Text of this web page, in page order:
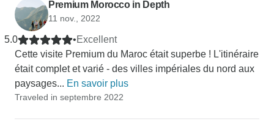
Premium Morocco in Depth
11 nov., 2022
5.0 •Excellent
Cette visite Premium du Maroc était superbe ! L'itinéraire
était complet et varié - des villes impériales du nord aux
paysages... En savoir plus
Traveled in septembre 2022